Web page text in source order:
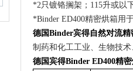
*2只镀铬搁架；115升或以
*Binder ED400精密烘箱用
德国Binder宾得自然对流
制药和化工工业、生物技
德国宾得Binder ED400精